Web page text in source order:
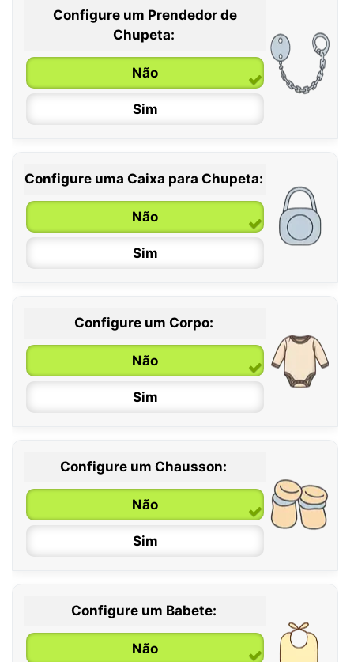
0 / 6 meses
6 / 36 meses
Configure um Prendedor de
Chupeta:
Não
Sim
Configure uma Caixa para Chupeta:
Não
Sim
Configure um Corpo:
Não
Sim
0 / 6 meses
6 / 12 meses
12 / 18 meses
Configure um Chausson:
Não
Sim
Configure um Babete:
Não